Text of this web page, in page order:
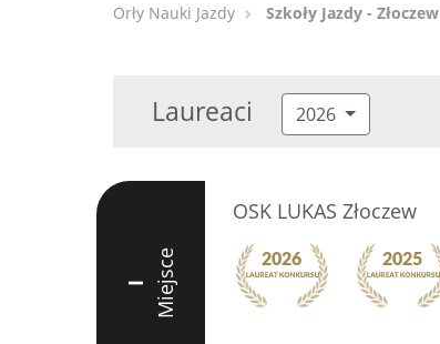
Orły Nauki Jazdy Szkoły Jazdy - Złoczew
Laureaci 2026
I Miejsce
OSK LUKAS Złoczew